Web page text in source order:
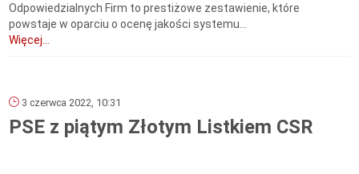
Odpowiedzialnych Firm to prestiżowe zestawienie, które
powstaje w oparciu o ocenę jakości systemu...
Więcej...
3 czerwca 2022, 10:31
PSE z piątym Złotym Listkiem CSR